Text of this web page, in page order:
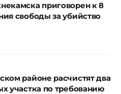
приговорен к 8
свободы за убийство
районе расчистят два
участка по требованию